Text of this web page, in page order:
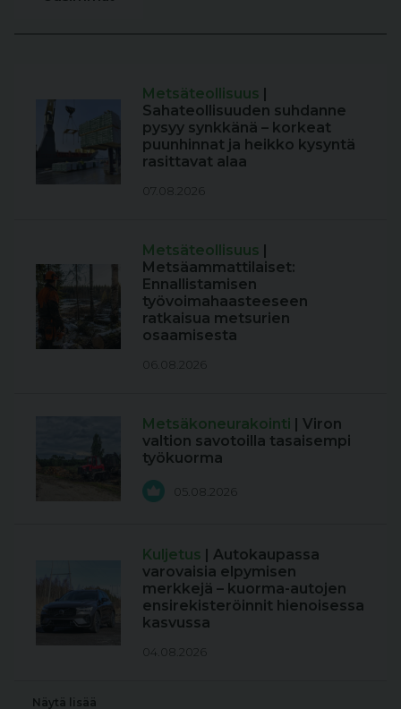
Metsäteollisuus |
Sahateollisuuden suhdanne
pysyy synkkänä – korkeat
puunhinnat ja heikko kysyntä
rasittavat alaa
07.08.2026
Metsäteollisuus |
Metsäammattilaiset:
Ennallistamisen
työvoimahaasteeseen
ratkaisua metsurien
osaamisesta
06.08.2026
Metsäkoneurakointi | Viron
valtion savotoilla tasaisempi
työkuorma
05.08.2026
Kuljetus | Autokaupassa
varovaisia elpymisen
merkkejä – kuorma-autojen
ensirekisteröinnit hienoisessa
kasvussa
04.08.2026
Näytä lisää